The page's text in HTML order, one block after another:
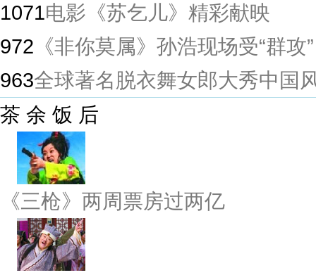
1071电影《苏乞儿》精彩献映
972 《非你莫属》孙浩现场受“群攻”
963全球著名脱衣舞女郎大秀中国
茶 余 饭 后
《三枪》两周票房过两亿